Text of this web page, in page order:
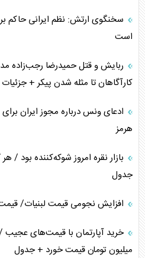
سخنگوی ارتش: نظم ایرانی حاکم
است
ربایش و قتل حمیدرضا رجب‌زاده
کارآگاهان تا مثله شدن پیکر + جزئیات
ادعای ونس درباره مجوز ایران
هرمز
بازار نقره امروز شوکه‌کننده بود /
جدول
افزایش نجومی قیمت لبنیات/
میلیون تومان قیمت خورد + جدول